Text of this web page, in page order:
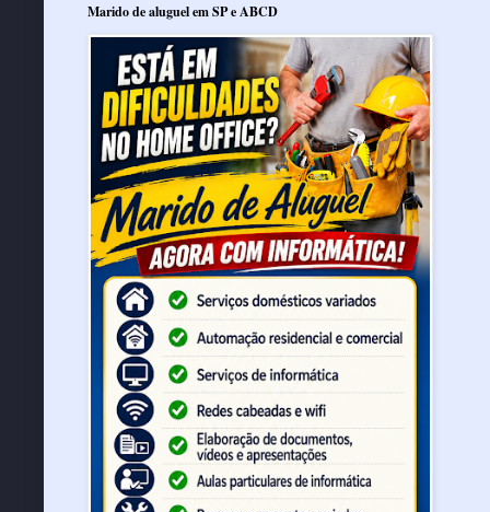
Marido de aluguel em SP e ABCD